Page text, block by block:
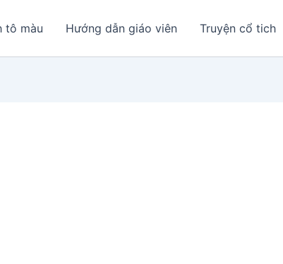
tô màu Hướng dẫn giáo viên Truyện cổ tich